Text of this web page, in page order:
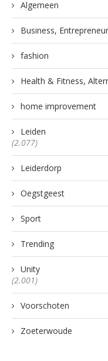
Algemeen
Business,
fashion
Health & Fitness,
home improvement
Leiden
(2.077)
Leiderdorp
Oegstgeest
Sport
Trending
Unity
(2.001)
Voorschoten
Zoeterwoude